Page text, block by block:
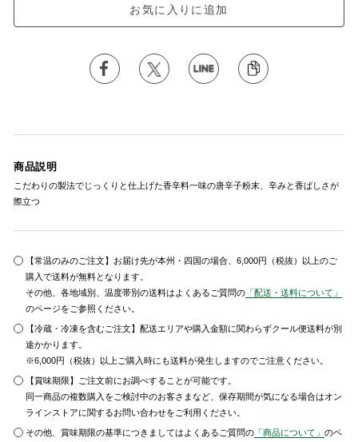
お気に入りに追加
商品説明
こだわりの製法でじっくりと仕上げた香辛料一味の唐辛子粉末、辛みと香ばしさが
際立つ
【常温のみのご注文】お届け先が本州・四国の場合、6,000円（税抜）以上のご
購入で送料が無料となります。
その他、各地域別、温度帯別の送料はよくあるご質問の 「配送・送料について」
のページをご参照ください。
【冷蔵・冷凍を含むご注文】配送エリアや購入金額に関わらずクール便送料が別
途かかります。
※6,000円（税抜）以上ご購入時にも送料が発生しますのでご注意ください。
【賞味期限】ご注文前にお調べすることが可能です。
同一商品の複数購入をご検討中のお客さまなど、保存期間が気になる場合はオン
ラインストアに関するお問い合わせをご利用ください。
その他、賞味期限の基準につきましてはよくあるご質問の 「商品について」のペ